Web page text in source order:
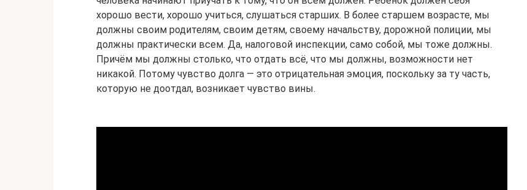
хорошо вести, хорошо учиться, слушаться старших. В более старшем возрасте, мы
должны своим родителям, своим детям, своему начальству, дорожной полиции, мы
должны практически всем. Да, налоговой инспекции, само собой, мы тоже должны.
Причём мы должны столько, что отдать всё, что мы должны, возможности нет
никакой. Потому чувство долга — это отрицательная эмоция, поскольку за ту часть,
которую не доотдал, возникает чувство вины.